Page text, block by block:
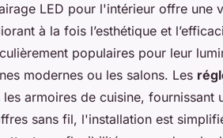
LED pour l'intérieur offre
à la fois l’esthétique et
populaires pour leur
modernes ou les salons. Les
les armoires de cuisine,
sans fil, l'installation est